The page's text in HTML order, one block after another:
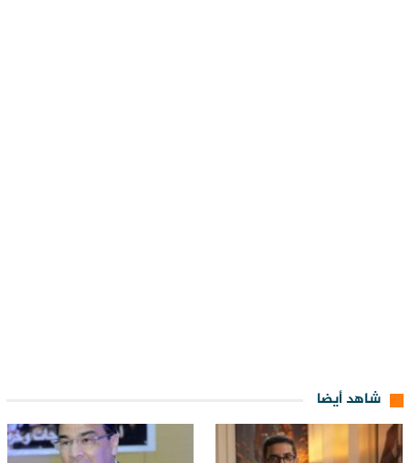
شاهد أيضا